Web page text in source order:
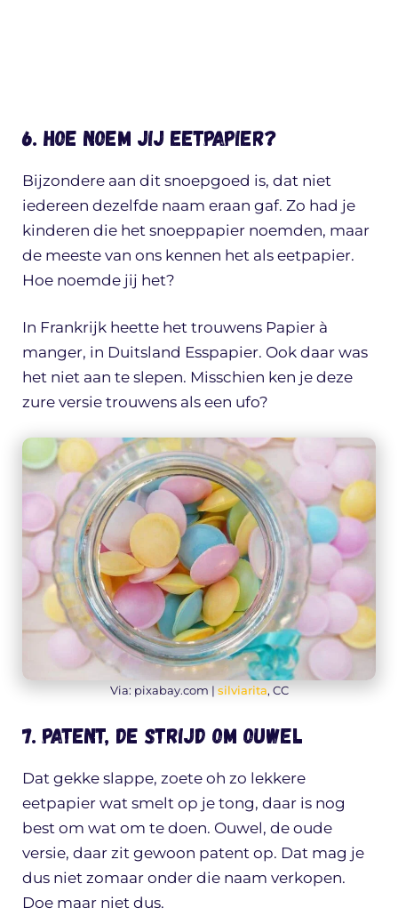
6. Hoe noem jij eetpapier?
Bijzondere aan dit snoepgoed is, dat niet
iedereen dezelfde naam eraan gaf. Zo had je
kinderen die het snoeppapier noemden, maar
de meeste van ons kennen het als eetpapier.
Hoe noemde jij het?
In Frankrijk heette het trouwens Papier à
manger, in Duitsland Esspapier. Ook daar was
het niet aan te slepen. Misschien ken je deze
zure versie trouwens als een ufo?
Via: pixabay.com | silviarita, CC
7. Patent, de strijd om ouwel
Dat gekke slappe, zoete oh zo lekkere
eetpapier wat smelt op je tong, daar is nog
best om wat om te doen. Ouwel, de oude
versie, daar zit gewoon patent op. Dat mag je
dus niet zomaar onder die naam verkopen.
Doe maar niet dus.